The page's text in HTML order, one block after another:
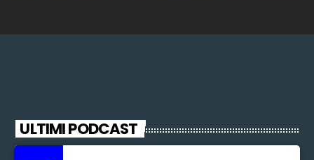
ULTIMI PODCAST